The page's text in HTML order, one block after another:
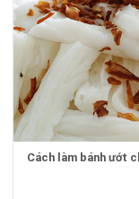
Cách làm bánh ướt